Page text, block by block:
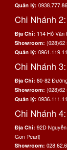
Quản lý:
Chi Nhánh
Địa Chỉ: 114 Hồ Văn
Showroom: (028)62
Quản lý:
Chi Nhánh
Địa Chỉ: 80-82
Showroom: (028)62
Quản lý:
Chi Nhánh
Địa Chỉ: 92D
Gon Pearl)
Showroom: